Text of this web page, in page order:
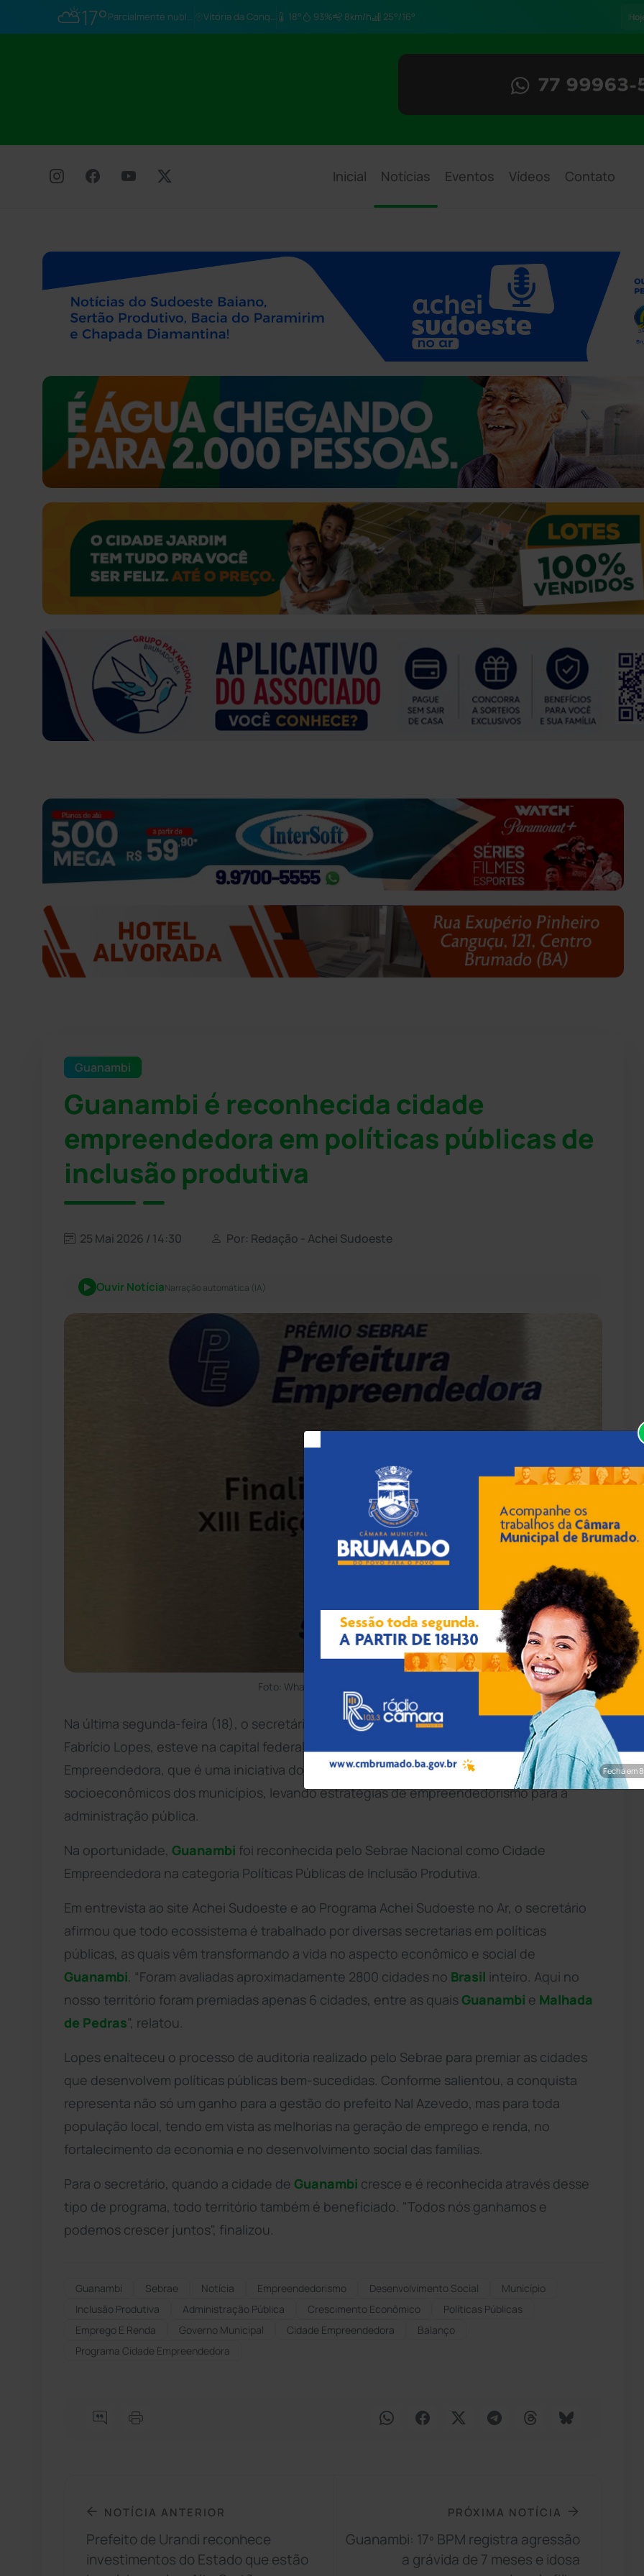
⛅17° Parcialmente nublado Vitória da Conq… 18° 93% 8km/h 25°/16°
Inicial Notícias Eventos Vídeos Contato
Guanambi
Guanambi é reconhecida cidade
empreendedora em políticas públicas de
inclusão produtiva
25 Mai 2026 / 14:30 Por: Redação - Achei Sudoeste
Ouvir NotíciaNarração automática (IA)
Foto: WhatsApp/Achei Sudoeste
Na última segunda-feira (18), o secretário de desenvolvimento econômico deGuanambi
Fabrício Lopes, esteve na capital federal representando o município no programa Cidade
Empreendedora, que é uma iniciativa do Sebrae cujo objetivo é impulsionar os resultados
socioeconômicos dos municípios, levando estratégias de empreendedorismo para a
administração pública.
Na oportunidade, Guanambi foi reconhecida pelo Sebrae Nacional como Cidade
Empreendedora na categoria Políticas Públicas de Inclusão Produtiva.
Em entrevista ao site Achei Sudoeste e ao Programa Achei Sudoeste no Ar, o secretário
afirmou que todo ecossistema é trabalhado por diversas secretarias em políticas
públicas, as quais vêm transformando a vida no aspecto econômico e social de
Guanambi. “Foram avaliadas aproximadamente 2800 cidades no Brasil inteiro. Aqui no
nosso território foram premiadas apenas 6 cidades, entre as quaisGuanambi e Malhada
de Pedras”, relatou.
Lopes enalteceu o processo de auditoria realizado pelo Sebrae para premiar as cidades
que desenvolvem políticas públicas bem-sucedidas. Conforme salientou, a conquista
representa não só um ganho para a gestão do prefeito Nal Azevedo, mas para toda
população local, tendo em vista as melhorias na geração de emprego e renda, no
fortalecimento da economia e no desenvolvimento social das famílias.
Para o secretário, quando a cidade de Guanambi cresce e é reconhecida através desse
tipo de programa, todo território também é beneficiado. "Todos nós ganhamos e
podemos crescer juntos", finalizou.
Guanambi Sebrae Notícia Empreendedorismo Desenvolvimento Social
Município
Inclusão Produtiva
Administração Pública Crescimento Econômico
Políticas Públicas
Emprego E Renda
Governo Municipal Cidade Empreendedora
Balanço
Programa Cidade Empreendedora
NOTÍCIA ANTERIOR
Prefeito de Urandi reconhece
investimentos do Estado que estão
PRÓXIMA NOTÍCIA
Guanambi: 17º BPM registra agressão
a grávida de 7 meses e idosa
Fecha em